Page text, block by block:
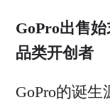
GoPro出售
品类开创者
GoPro的诞生